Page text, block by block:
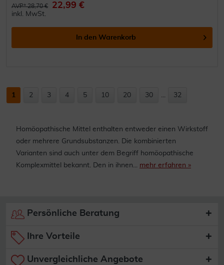
AVP* 28,70 € 22,99 €
inkl. MwSt.
In den Warenkorb
1 2 3 4 5 10 20 30 ... 32
Homöopathische Mittel enthalten entweder einen Wirkstoff
oder mehrere Grundsubstanzen. Die kombinierten
Varianten sind auch unter dem Begriff homöopathische
Komplexmittel bekannt. Den in ihnen... mehr erfahren »
Persönliche Beratung
Ihre Vorteile
Unvergleichliche Angebote